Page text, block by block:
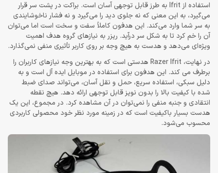
استفاده از Ifrit به طرز قابل توجهی آسان است. براکت در پشت سر قرار
می‌گیرد، به این معنی که نه جلوی دید را می‌گیرد و نه فشار ناخوشایندی
به سر شما وارد می‌کند. این هدفون کاملاً سفت و سخت است اما می‌توان
آن را خم کرد تا به شکل سر درآید. ریزر به نیازهای گروه هدف اهمیت
ویژه‌ای می‌دهد و هدست به هیچ وجه بر روی کاربر تأثیری منفی نمی‌گذارد.
در نهایت، Razer Ifrit هدستی است که به بهترین وجه نیازهای کاربران را
برطرف می کند. این هدفون برای استفاده در موبایل ایده آل است و به
دلیل سبکی، استفاده سریع، حمل و نقل آسان، می‌تواند صدای ضبط
شده با کیفیت بالا را بدون نویز قابل توجهی ارائه دهد. هیچ نقطه
انتقادی و جنبه منفی را نمی‌توان در آن مشاهده کرد. در مجموع، این یک
هدست بسیار باکیفیت است که در زمینه مورد نظر خود محصولی کاربردی
محسوب می‌شود.